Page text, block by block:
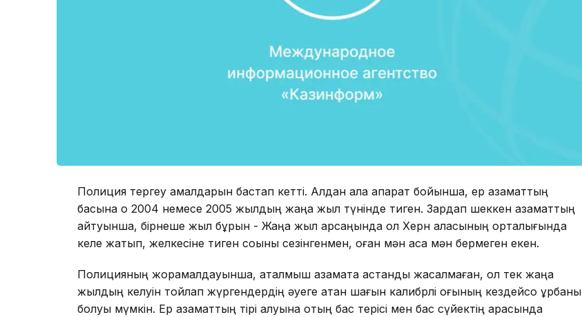
Полиция тергеу амалдарын бастап кетті. Алдан ала ақпарат бойынша, ер азаматтың
басына оқ 2004 немесе 2005 жылдың жаңа жыл түнінде тиген. Зардап шеккен азаматтың
айтуынша, бірнеше жыл бұрын - Жаңа жыл қарсаңында ол Херн қаласының орталығында
келе жатып, желкесіне тиген соққыны сезінгенмен, оған мән аса мән бермеген екен.
Полицияның жорамалдауынша, аталмыш азаматқа қастандық жасалмаған, ол тек жаңа
жылдың келуін тойлап жүргендердің әуеге атқан шағын калибрлі оғының кездейсоқ құрбаны
болуы мүмкін. Ер азаматтың тірі қалуына оқтың бас терісі мен бас сүйектің арасында